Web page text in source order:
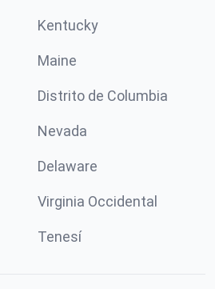
Kentucky
Maine
Distrito de Columbia
Nevada
Delaware
Virginia Occidental
Tenesí